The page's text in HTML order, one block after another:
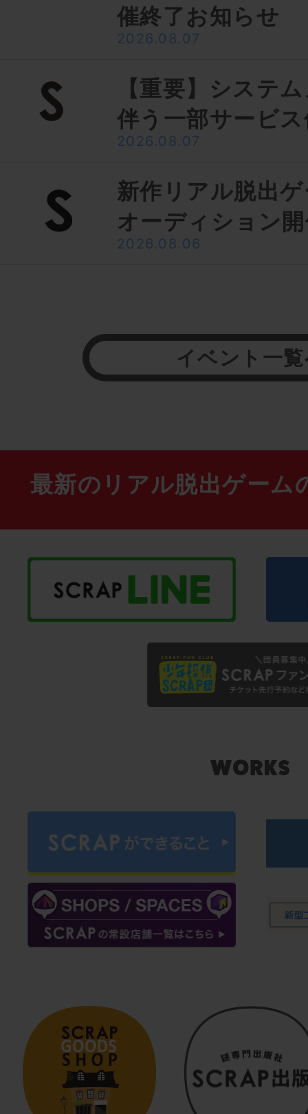
催終了お知らせ
2026.08.07
【重要】システ
伴う一部サービ
2026.08.07
新作リアル脱出
オーディション
2026.08.06
イベント一
最新のリアル脱出ゲーム